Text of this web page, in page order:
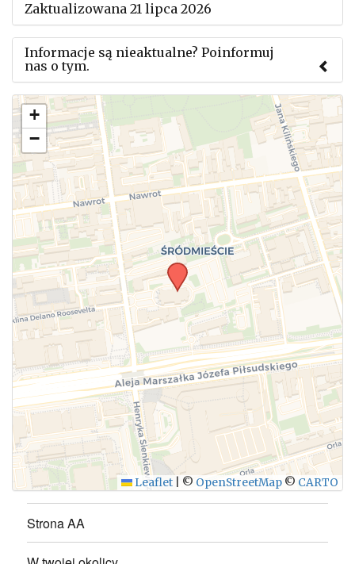
Zaktualizowana 21 lipca 2026
Informacje są nieaktualne? Poinformuj
nas o tym.
Użyj tego formularza aby przesłać informację o
zmianach w powyższym mityngu.
WYŚLIJ
+
−
Leaflet © OpenStreetMap © CARTO
Strona AA